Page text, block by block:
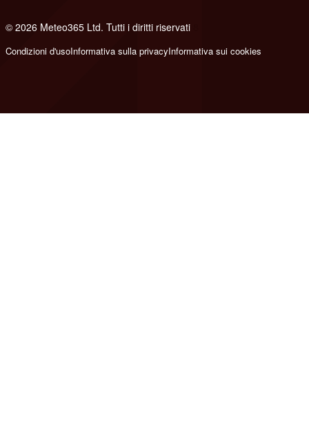
© 2026 Meteo365 Ltd. Tutti i diritti riservati
Condizioni d'usoInformativa sulla privacyInformativa sui cookies